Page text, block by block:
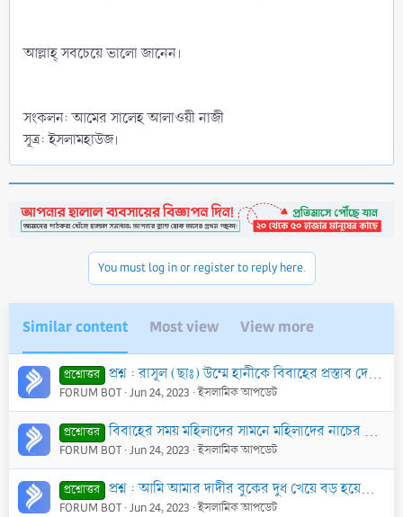
আল্লাহ্‌ সবচেয়ে ভালো জানেন।
সংকলন: আমের সালেহ আলাওয়ী নাজী
সূত্র: ইসলামহাউজ।
You must log in or register to reply here.
Similar content Most view View more
প্রশ্নোত্তর প্রশ্ন : রাসূল (ছাঃ) উম্মে হানীকে বিবাহের প্রস্তাব দেওয়ার পরেও উম্মে হানী কেন বিবাহে রাযী হননি?
FORUM BOT Jun 24, 2023 ইসলামিক আপডেট
প্রশ্নোত্তর বিবাহের সময় মহিলাদের সামনে মহিলাদের নাচের বিধান
FORUM BOT Jun 24, 2023 ইসলামিক আপডেট
প্রশ্নোত্তর প্রশ্ন : আমি আমার দাদীর বুকের দুধ খেয়ে বড় হয়েছি। অতঃপর গত ২ বছর পূর্বে আমার আপন ফুফুর মেয়ের সাথে আমার বিবাহ হয়েছে। এ বিবাহ সঠিক হয়েছে কি?
FORUM BOT Jun 24, 2023 ইসলামিক আপডেট